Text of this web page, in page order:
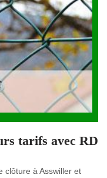
tarifs avec RD
clôture à Asswiller et